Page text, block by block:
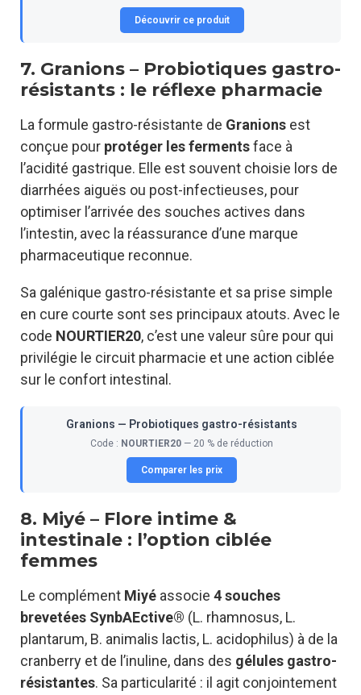
Découvrir ce produit
7. Granions – Probiotiques gastro-
résistants : le réflexe pharmacie
La formule gastro-résistante de Granions est
conçue pour protéger les fermentsface à
l’acidité gastrique. Elle est souvent choisie lors de
diarrhées aiguës ou post-infectieuses, pour
optimiser l’arrivée des souches actives dans
l’intestin, avec la réassurance d’une marque
pharmaceutique reconnue.
Sa galénique gastro-résistante et sa prise simple
en cure courte sont ses principaux atouts. Avec le
code NOURTIER20, c’est une valeur sûre pour qui
privilégie le circuit pharmacie et une action ciblée
sur le confort intestinal.
Granions — Probiotiques gastro-résistants
Code : NOURTIER20 — 20 % de réduction
Comparer les prix
8. Miyé – Flore intime &
intestinale : l’option ciblée
femmes
Le complément Miyé associe 4 souches
brevetées SynbAEctive® (L. rhamnosus, L.
plantarum, B. animalis lactis, L. acidophilus) à de la
cranberry et de l’inuline, dans des gélules gastro-
résistantes. Sa particularité : il agit conjointement